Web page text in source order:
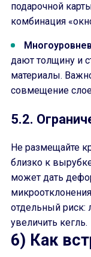
подарочной
комбинация
дают толщину и
материалы.
совмещение
5.2.
Не размещайте
близко к
может дать
отдельный риск:
увеличить кегль.
6) Как